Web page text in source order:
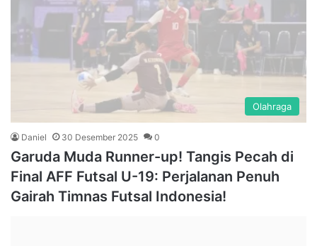
Olahraga
Daniel 30 Desember 2025 0
Garuda Muda Runner-up! Tangis Pecah di
Final AFF Futsal U-19: Perjalanan Penuh
Gairah Timnas Futsal Indonesia!